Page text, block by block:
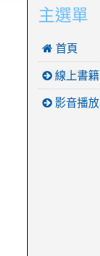
主選單
 首頁
線上書籍
影音播放